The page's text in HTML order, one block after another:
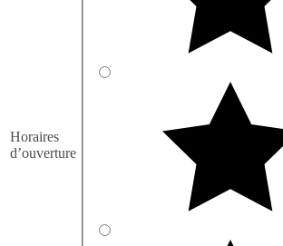
Horaires
d’ouverture